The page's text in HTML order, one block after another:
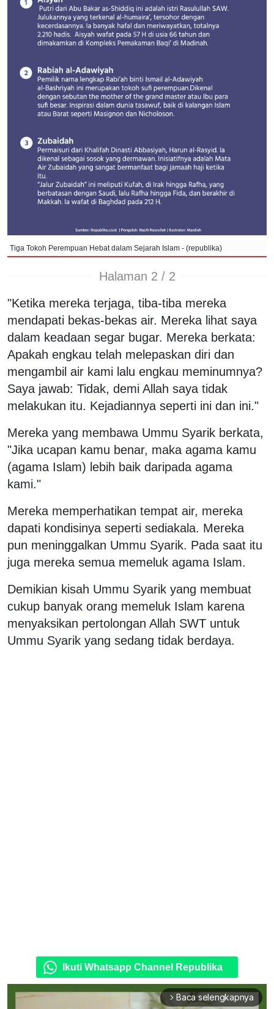
Tiga Tokoh Perempuan Hebat dalam Sejarah Islam - (republika)
Halaman 2 / 2
"Ketika mereka terjaga, tiba-tiba mereka
mendapati bekas-bekas air. Mereka lihat saya
dalam keadaan segar bugar. Mereka berkata:
Apakah engkau telah melepaskan diri dan
mengambil air kami lalu engkau meminumnya?
Saya jawab: Tidak, demi Allah saya tidak
melakukan itu. Kejadiannya seperti ini dan ini."
Mereka yang membawa Ummu Syarik berkata,
"Jika ucapan kamu benar, maka agama kamu
(agama Islam) lebih baik daripada agama
kami."
Mereka memperhatikan tempat air, mereka
dapati kondisinya seperti sediakala. Mereka
pun meninggalkan Ummu Syarik. Pada saat itu
juga mereka semua memeluk agama Islam.
Demikian kisah Ummu Syarik yang membuat
cukup banyak orang memeluk Islam karena
menyaksikan pertolongan Allah SWT untuk
Ummu Syarik yang sedang tidak berdaya.
Ikuti Whatsapp Channel Republika
arrow_forward_ios Baca selengkapnya